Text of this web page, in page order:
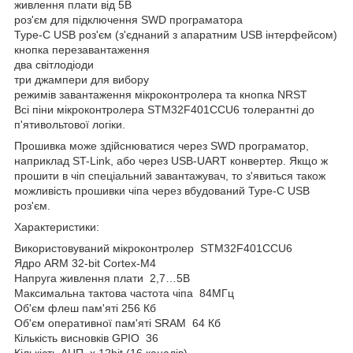
живлення плати від 5В
роз'єм для підключення SWD програматора
Type-C USB роз'єм (з'єднаний з апаратним USB інтерфейсом)
кнопка перезавантаження
два світлодіоди
три джампери для вибору
режимів завантаження мікроконтролера та кнопка NRST
Всі піни мікроконтролера STM32F401CCU6 толерантні до
п'ятивольтової логіки.
Прошивка може здійснюватися через SWD програматор,
наприклад ST-Link, або через USB-UART конвертер. Якщо ж
прошити в чіп спеціальний завантажувач, то з'явиться також
можливість прошивки чіпа через вбудований Type-C USB
роз'єм.
Характеристики:
Використовуваний мікроконтролер STM32F401CCU6
Ядро ARM 32-bit Cortex-M4
Напруга живлення плати 2,7…5В
Максимальна тактова частота чіпа 84МГц
Об'єм флеш пам'яті 256 Кб
Об'єм оперативної пам'яті SRAM 64 Кб
Кількість висновків GPIO 36